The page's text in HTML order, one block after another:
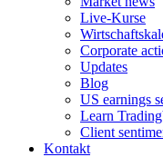
Live-Kurse
Corporate
Updates
Blog
US earnings
Learn
Client
Kontakt